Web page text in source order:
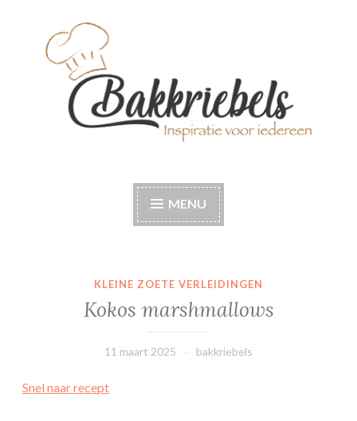
Bakkriebels
MENU
KLEINE ZOETE VERLEIDINGEN
Kokos marshmallows
11 maart 2025 bakkriebels
Snel naar recept